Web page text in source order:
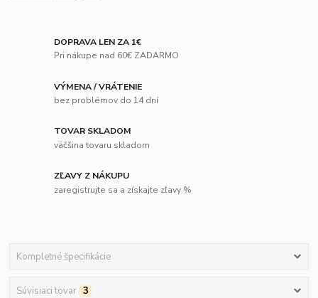
DOPRAVA LEN ZA 1€
Pri nákupe nad 60€ ZADARMO
VÝMENA / VRÁTENIE
bez problémov do 14 dní
TOVAR SKLADOM
väčšina tovaru skladom
ZĽAVY Z NÁKUPU
zaregistrujte sa a získajte zľavy %
Kompletné špecifikácie
Súvisiaci tovar 3